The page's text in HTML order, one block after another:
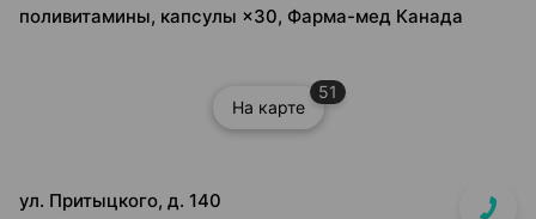
поливитамины, капсулы ×30, Фарма-мед Канада
На карте
51
ул. Притыцкого, д. 140